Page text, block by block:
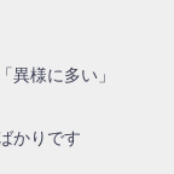
様に多い」
かりです